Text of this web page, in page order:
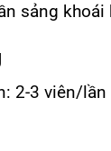
sảng khoái
2-3 viên/